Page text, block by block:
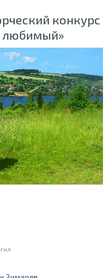
конкурс
любимый»